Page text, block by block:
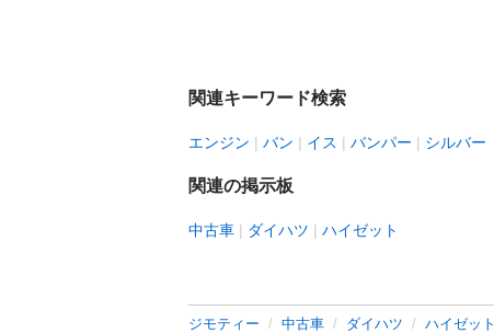
関連キーワード検索
エンジン バン イス バンパー シルバー
関連の掲示板
中古車 ダイハツ ハイゼット
ジモティー 中古車 ダイハツ ハイゼット